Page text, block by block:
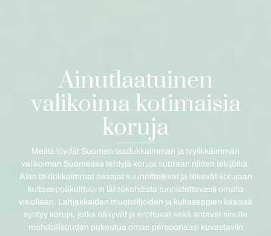
Ainutlaatuinen
valikoima kotimaisia
koruja
Meiltä löydät Suomen laadukkaimman ja tyylikkäimmän
valikoiman Suomessa tehtyjä koruja suoraan niiden tekijöiltä.
Alan taidokkaimmat osaajat suunnittelevat ja tekevät korujaan
kultaseppäkulttuurin lähtökohdista tunnistettavasti omalla
visiollaan. Lahjakkaiden muotoilijoiden ja kultaseppien käsissä
syntyy koruja, jotka näkyvät ja erottuvat sekä antavat sinulle
mahdollisuuden pukeutua omaa persoonaasi kuvastaviin